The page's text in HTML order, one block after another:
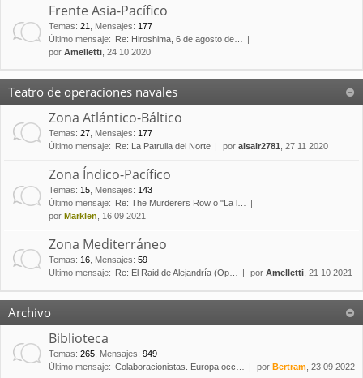
Frente Asia-Pacífico
Temas: 21 Mensajes: 177
Último mensaje:
Re: Hiroshima, 6 de agosto de…
por Amelletti , 24 10 2020
Teatro de operaciones navales
Zona Atlántico-Báltico
Temas: 27 Mensajes: 177
Último mensaje:
Re: La Patrulla del Norte por alsair2781 , 27 11 2020
Zona Índico-Pacífico
Temas: 15 Mensajes: 143
Último mensaje:
Re: The Murderers Row o "La l…
por Marklen , 16 09 2021
Zona Mediterráneo
Temas: 16 Mensajes: 59
Último mensaje:
Re: El Raid de Alejandría (Op… por Amelletti , 21 10 2021
Archivo
Biblioteca
Temas: 265 Mensajes: 949
Último mensaje: Colaboracionistas. Europa occ… por Bertram , 23 09 2022